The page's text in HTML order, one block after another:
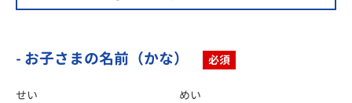
- お子さまの名前（かな） 必須
せい めい